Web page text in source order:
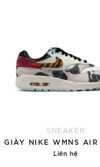
SNEAKER
Liên hệ